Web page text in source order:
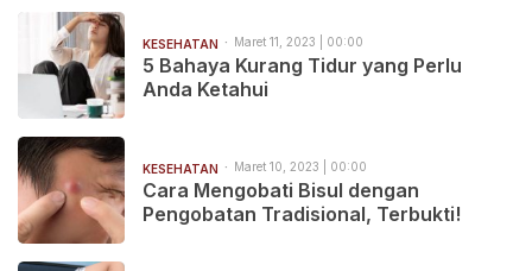
KESEHATAN Maret 11, 2023 | 00:00
5 Bahaya Kurang Tidur yang Perlu
Anda Ketahui
KESEHATAN Maret 10, 2023 | 00:00
Cara Mengobati Bisul dengan
Pengobatan Tradisional, Terbukti!